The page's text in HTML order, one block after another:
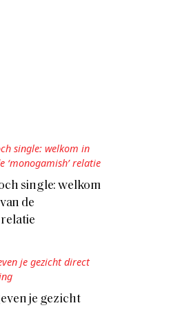
single: welkom
de
relatie
je gezicht